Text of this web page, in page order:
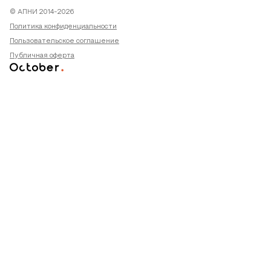
© АПНИ 2014-2026
Политика конфиденциальности
Пользовательское соглашение
Публичная оферта